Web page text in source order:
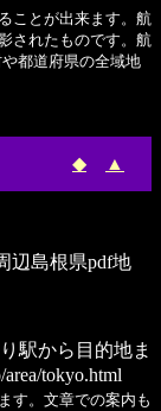
ことが出来ます。航
されたものです。航
都道府県の全域地
◆ ▲
辺島根県pdf地
駅から目的地ま
tokyo.html
す。文章での案内も